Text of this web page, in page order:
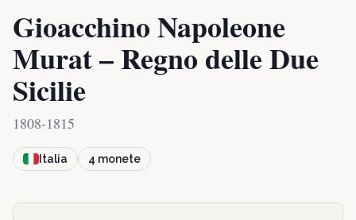
Gioacchino Napoleone
Murat – Regno delle Due
Sicilie
1808-1815
Italia 4 monete